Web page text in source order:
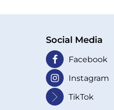
Social Media
Facebook
Instagram
TikTok